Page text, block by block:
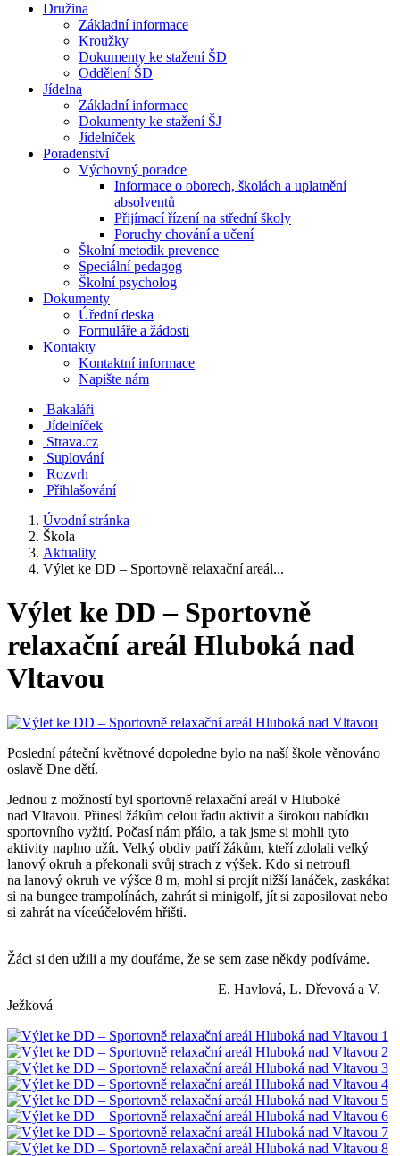
Družina
Základní informace
Kroužky
Dokumenty ke stažení ŠD
Oddělení ŠD
Jídelna
Základní informace
Dokumenty ke stažení ŠJ
Jídelníček
Poradenství
Výchovný poradce
Informace o oborech, školách a uplatnění
absolventů
Přijímací řízení na střední školy
Poruchy chování a učení
Školní metodik prevence
Speciální pedagog
Školní psycholog
Dokumenty
Úřední deska
Formuláře a žádosti
Kontakty
Kontaktní informace
Napište nám
Bakaláři
Jídelníček
Strava.cz
Suplování
Rozvrh
Přihlašování
Úvodní stránka
Škola
Aktuality
Výlet ke DD – Sportovně relaxační areál...
Výlet ke DD – Sportovně
relaxační areál Hluboká nad
Vltavou
Poslední páteční květnové dopoledne bylo na naší škole věnováno
oslavě Dne dětí.
Jednou z možností byl sportovně relaxační areál v Hluboké
nad Vltavou. Přinesl žákům celou řadu aktivit a širokou nabídku
sportovního vyžití. Počasí nám přálo, a tak jsme si mohli tyto
aktivity naplno užít. Velký obdiv patří žákům, kteří zdolali velký
lanový okruh a překonali svůj strach z výšek. Kdo si netroufl
na lanový okruh ve výšce 8 m, mohl si projít nižší lanáček, zaskákat
si na bungee trampolínách, zahrát si minigolf, jít si zaposilovat nebo
si zahrát na víceúčelovém hřišti.
Žáci si den užili a my doufáme, že se sem zase někdy podíváme.
E. Havlová, L. Dřevová a V.
Ježková